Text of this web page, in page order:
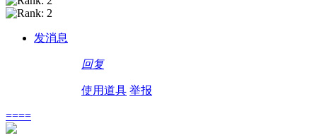
发消息
回复
使用道具 举报
====